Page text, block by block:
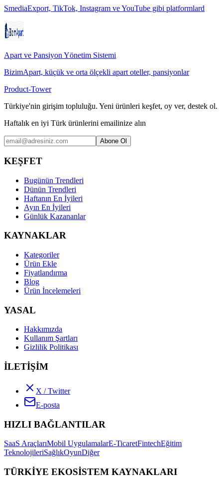
SmediaExport, TikTok, Instagram ve YouTube gibi platformlard
Apart ve Pansiyon Yönetim Sistemi
BizimApart, küçük ve orta ölçekli apart oteller, pansiyonlar
Product-Tower
Türkiye'nin girişim topluluğu. Yeni ürünleri keşfet, oy ver, destek ol.
Haftalık en iyi Türk ürünlerini emailinize alın
Abone Ol
KEŞFET
Bugünün Trendleri
Dünün Trendleri
Haftanın En İyileri
Ayın En İyileri
Günlük Kazananlar
KAYNAKLAR
Kategoriler
Ürün Ekle
Fiyatlandırma
Blog
Ürün İncelemeleri
YASAL
Hakkımızda
Kullanım Şartları
Gizlilik Politikası
İLETİŞİM
X / Twitter
E-posta
HIZLI BAĞLANTILAR
SaaS AraçlarıMobil UygulamalarE-TicaretFintechEğitim
TeknolojileriSağlıkOyunDiğer
TÜRKİYE EKOSİSTEM KAYNAKLARI